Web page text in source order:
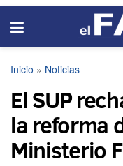
Inicio » Noticias
El SUP
la reforma
Ministerio